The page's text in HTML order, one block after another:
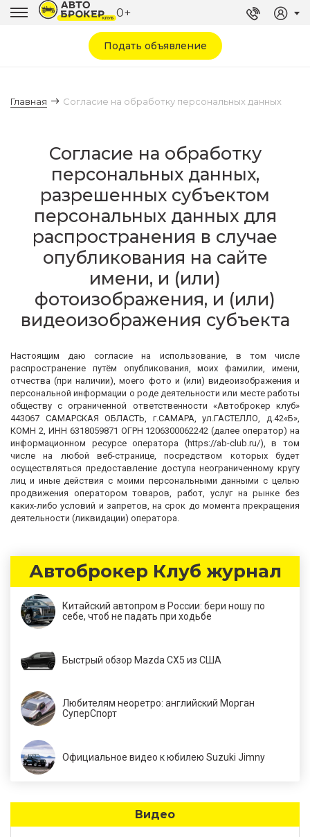
0+
Подать объявление
Главная Согласие на обработку персональных данных
Согласие на обработку
персональных данных,
разрешенных субъектом
персональных данных для
распространения в случае
опубликования на сайте
имени, и (или)
фотоизображения, и (или)
видеоизображения субъекта
Настоящим даю согласие на использование, в том числе
распространение путём опубликования, моих фамилии, имени,
отчества (при наличии), моего фото и (или) видеоизображения и
персональной информации о роде деятельности или месте работы
обществу с ограниченной ответственности «Автоброкер клуб»
443067 САМАРСКАЯ ОБЛАСТЬ, г.САМАРА, ул.ГАСТЕЛЛО, д.42«Б»,
КОМН 2, ИНН 6318059871 ОГРН 1206300062242 (далее оператор) на
информационном ресурсе оператора (https://ab-club.ru/), в том
числе на любой веб-странице, посредством которых будет
осуществляться предоставление доступа неограниченному кругу
лиц и иные действия с моими персональными данными с целью
продвижения оператором товаров, работ, услуг на рынке без
каких-либо условий и запретов, на срок до момента прекращения
деятельности (ликвидации) оператора.
Автоброкер Клуб журнал
Китайский автопром в России: бери ношу по
себе, чтоб не падать при ходьбе
Быстрый обзор Mazda CX5 из США
Любителям неоретро: английский Морган
СуперСпорт
Официальное видео к юбилею Suzuki Jimny
Видео